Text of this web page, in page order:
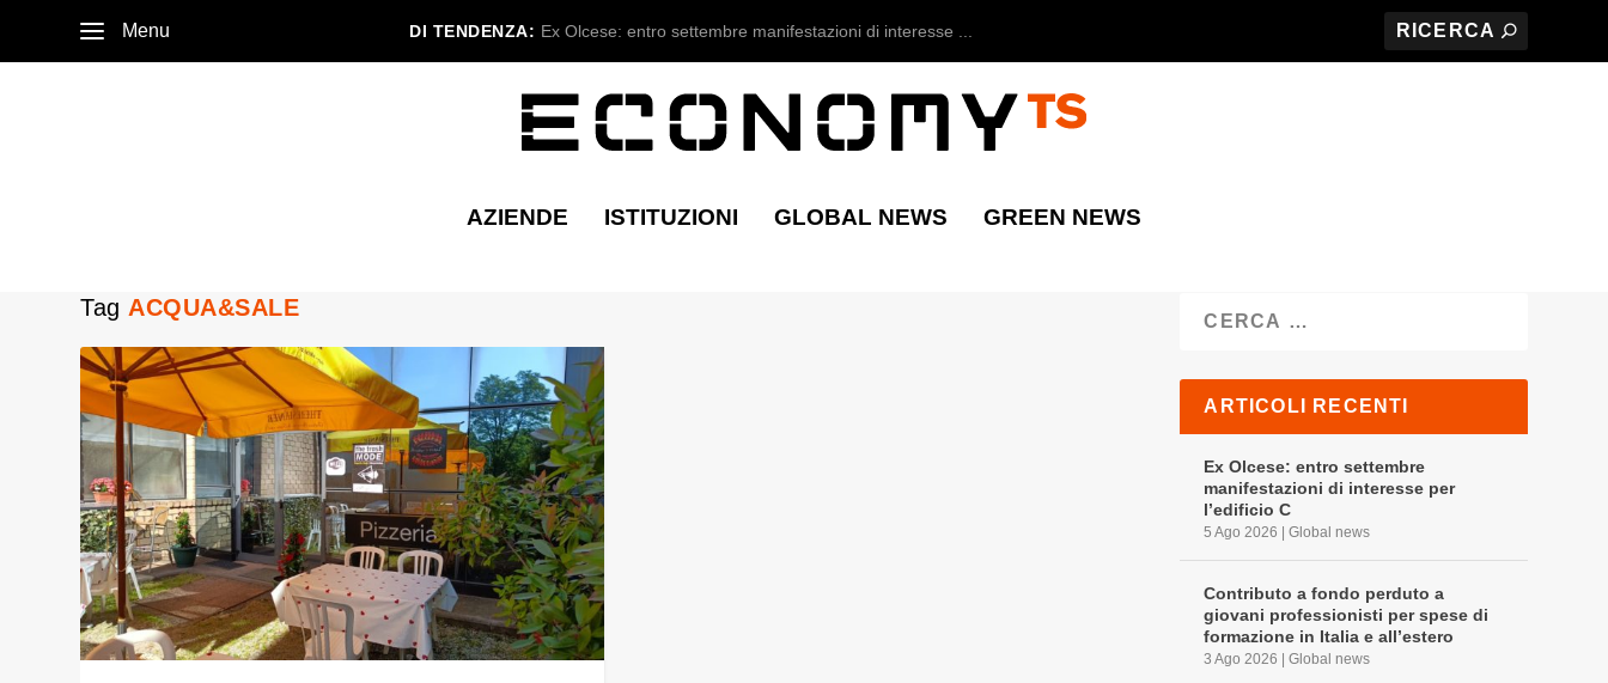
Menu DI TENDENZA: Ex Olcese: entro settembre manifestazioni di interesse ...
AZIENDE ISTITUZIONI GLOBAL NEWS GREEN NEWS
Tag ACQUA&SALE
ARTICOLI RECENTI
Ex Olcese: entro settembre
manifestazioni di interesse per
l’edificio C
5 Ago 2026 |Global news
Contributo a fondo perduto a
giovani professionisti per spese di
formazione in Italia e all’estero
3 Ago 2026 |Global news